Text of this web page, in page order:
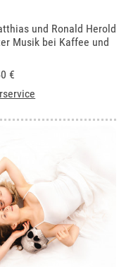
und Ronald Herold
Musik bei Kaffee und
€